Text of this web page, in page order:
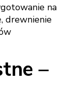
na
drewnienie
–